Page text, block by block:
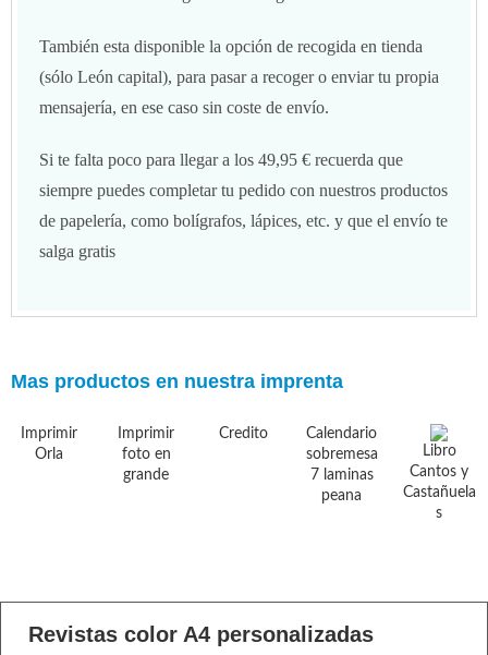
También esta disponible la opción de recogida en tienda
(sólo León capital), para pasar a recoger o enviar tu propia
mensajería, en ese caso sin coste de envío.
Si te falta poco para llegar a los 49,95 € recuerda que
siempre puedes completar tu pedido con nuestros productos
de papelería, como bolígrafos, lápices, etc. y que el envío te
salga gratis
Mas productos en nuestra imprenta
Imprimir
Orla
Imprimir
foto en
grande
Credito
Calendario
sobremesa
7 laminas
peana
Libro
Cantos y
Castañuela
s
Revistas color A4 personalizadas